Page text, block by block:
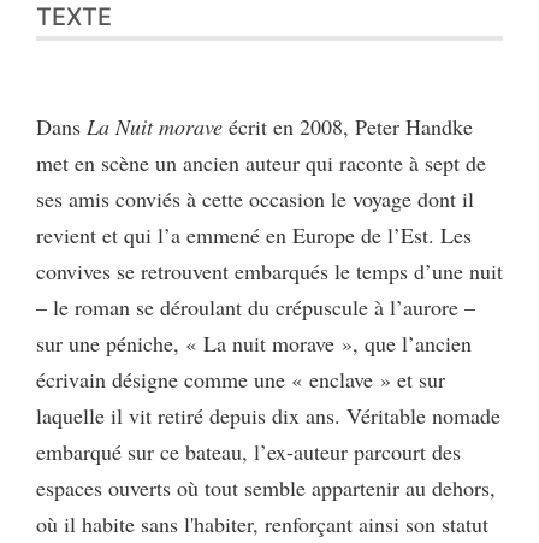
TEXTE
Dans La Nuit morave écrit en 2008, Peter Handke
met en scène un ancien auteur qui raconte à sept de
ses amis conviés à cette occasion le voyage dont il
revient et qui l’a emmené en Europe de l’Est. Les
convives se retrouvent embarqués le temps d’une nuit
– le roman se déroulant du crépuscule à l’aurore –
sur une péniche, « La nuit morave », que l’ancien
écrivain désigne comme une « enclave » et sur
laquelle il vit retiré depuis dix ans. Véritable nomade
embarqué sur ce bateau, l’ex-auteur parcourt des
espaces ouverts où tout semble appartenir au dehors,
où il habite sans l'habiter, renforçant ainsi son statut